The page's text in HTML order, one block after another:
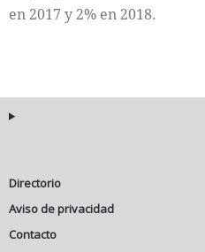
en 2017 y 2% en 2018.
Directorio
Aviso de privacidad
Contacto